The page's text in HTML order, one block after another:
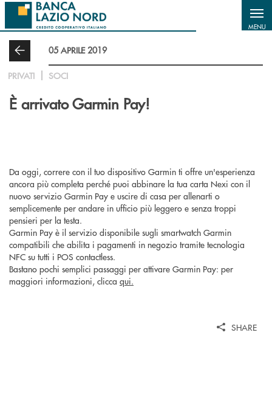
Salta al contenuto principale
MENU
05 APRILE 2019
PRIVATI SOCI
È arrivato Garmin Pay!
Da oggi, correre con il tuo dispositivo Garmin ti offre un'esperienza
ancora più completa perché puoi abbinare la tua carta Nexi con il
nuovo servizio Garmin Pay e uscire di casa per allenarti o
semplicemente per andare in ufficio più leggero e senza troppi
pensieri per la testa.
Garmin Pay è il servizio disponibile sugli smartwatch Garmin
compatibili che abilita i pagamenti in negozio tramite tecnologia
NFC su tutti i POS contactless.
Bastano pochi semplici passaggi per attivare Garmin Pay: per
maggiori informazioni, clicca qui.
SHARE